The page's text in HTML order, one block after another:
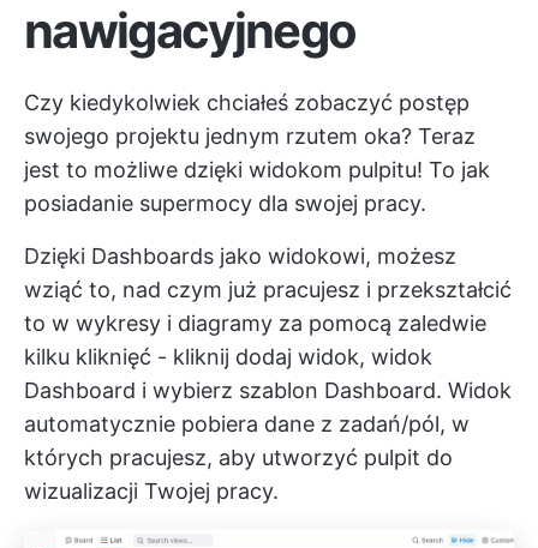
nawigacyjnego
Czy kiedykolwiek chciałeś zobaczyć postęp
swojego projektu jednym rzutem oka? Teraz
jest to możliwe dzięki widokom pulpitu! To jak
posiadanie supermocy dla swojej pracy.
Dzięki Dashboards jako widokowi, możesz
wziąć to, nad czym już pracujesz i przekształcić
to w wykresy i diagramy za pomocą zaledwie
kilku kliknięć - kliknij dodaj widok, widok
Dashboard i wybierz szablon Dashboard. Widok
automatycznie pobiera dane z zadań/pól, w
których pracujesz, aby utworzyć pulpit do
wizualizacji Twojej pracy.